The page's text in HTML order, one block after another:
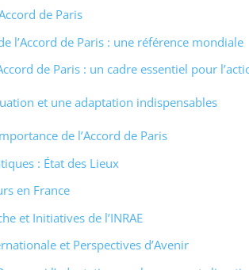
de Paris
l’Accord de Paris : une référence mondiale
de Paris : un cadre essentiel pour
et une adaptation indispensables
de l’Accord de Paris
: État des Lieux
en France
et Initiatives de l’INRAE
et Perspectives d’Avenir